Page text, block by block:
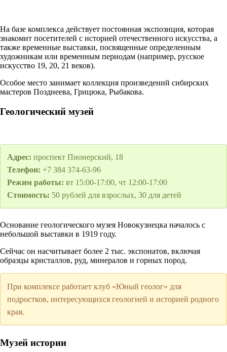
На базе комплекса действует постоянная экспозиция, которая
знакомит посетителей с историей отечественного искусства, а
также временные выставки, посвященные определенным
художникам или временным периодам (например, русское
искусство 19, 20, 21 веков).
Особое место занимает коллекция произведений сибирских
мастеров Позднеева, Грицюка, Рыбакова.
Геологический музей
Адрес: проспект Пионерский, 18
Телефон: +7 384 374-63-96
Режим работы: вт 15:00-17:00, чт 12:00-17:00
Стоимость: 50 рублей для взрослых, 30 для детей
Основание геологического музея Новокузнецка началось с
небольшой выставки в 1919 году.
Сейчас он насчитывает более 2 тыс. экспонатов, включая
образцы кристаллов, руд, минералов и горных пород.
При комплексе работает клуб «Юный геолог» для
подростков, интересующихся геологией и историей родного
края.
Музей истории